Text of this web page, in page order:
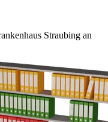
Straubing an